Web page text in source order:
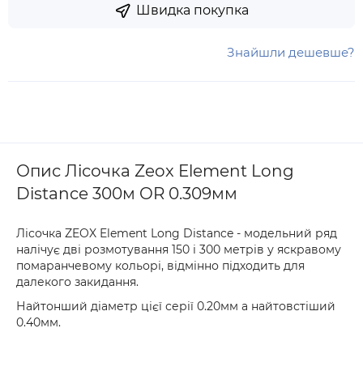
Швидка покупка
Знайшли дешевше?
Опис Лісочка Zeox Element Long
Distance 300м OR 0.309мм
Лісочка ZEOX Element Long Distance - модельний ряд
налічує дві розмотування 150 і 300 метрів у яскравому
помаранчевому кольорі, відмінно підходить для
далекого закидання.
Найтонший діаметр цієї серії 0.20мм а найтовстіший
0.40мм.